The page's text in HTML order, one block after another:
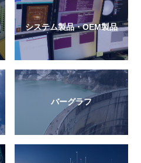
システム製品・OEM製品
バーグラフ